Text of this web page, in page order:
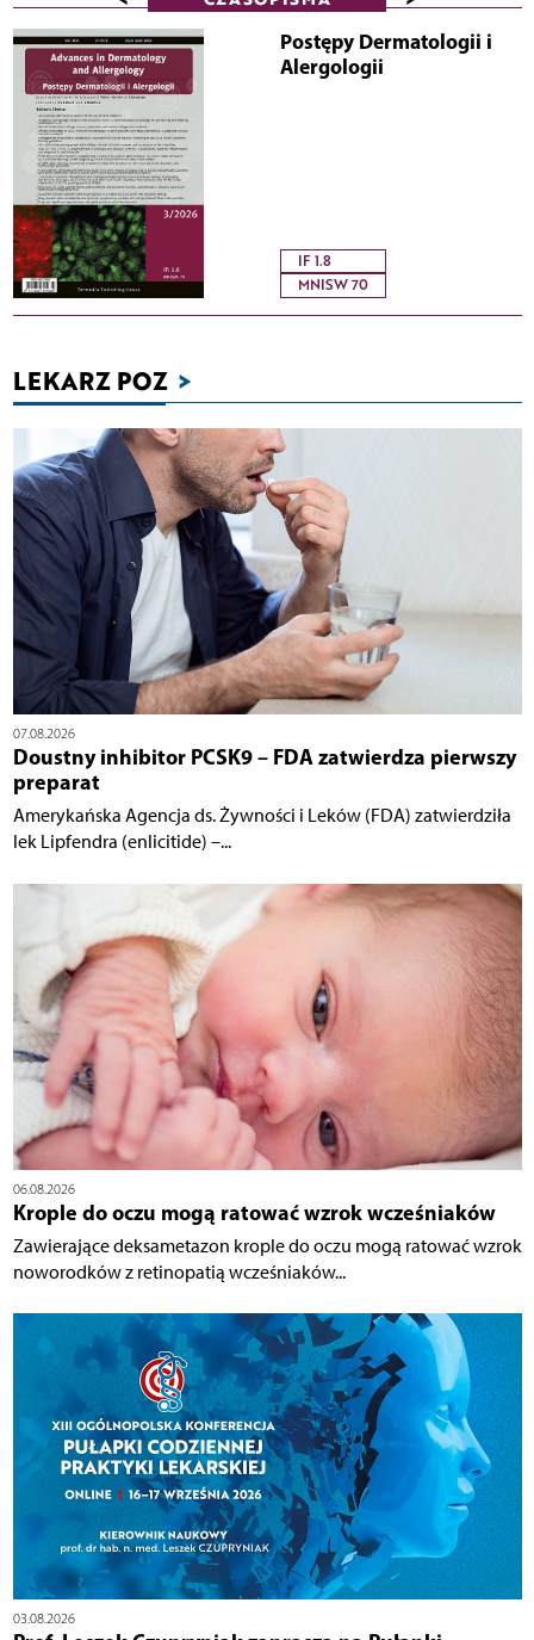
Postępy Dermatologii i
Alergologii
IF 1.8
MNISW 70
LEKARZ POZ >
07.08.2026
Doustny inhibitor PCSK9 – FDA zatwierdza pierwszy
preparat
Amerykańska Agencja ds. Żywności i Leków (FDA) zatwierdziła
lek Lipfendra (enlicitide) –...
06.08.2026
Krople do oczu mogą ratować wzrok wcześniaków
Zawierające deksametazon krople do oczu mogą ratować wzrok
noworodków z retinopatią wcześniaków...
03.08.2026